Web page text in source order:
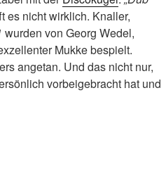
es nicht wirklich. Knaller,
wurden von Georg Wedel,
Mukke bespielt.
angetan. Und das nicht nur,
vorbeigebracht hat und